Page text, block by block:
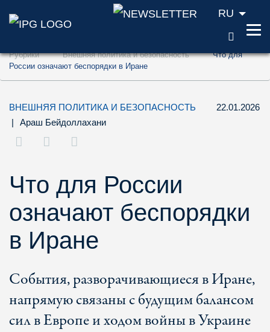
Перейти к содержанию (ключ доступа
Перейти к поиску (ключ доступа '2')
RU
Рубрики Внешняя политика и безопасность
Что для
России означают беспорядки в Иране
ВНЕШНЯЯ ПОЛИТИКА И БЕЗОПАСНОСТЬ
22.01.2026
|
Араш Бейдоллахани
Что для России
означают беспорядки
в Иране
События, разворачивающиеся в Иране,
напрямую связаны с будущим балансом
сил в Европе и ходом войны в Украине